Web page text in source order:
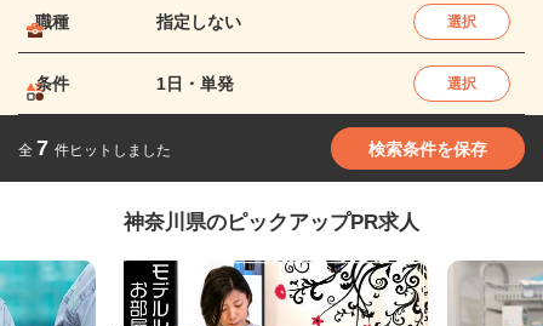
職種 指定しない 選択
条件 1日・単発 選択
全 7 件ヒットしました 検索条件を保存
神奈川県のピックアップPR求人